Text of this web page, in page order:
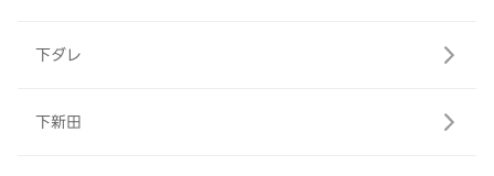
下ダレ
下新田